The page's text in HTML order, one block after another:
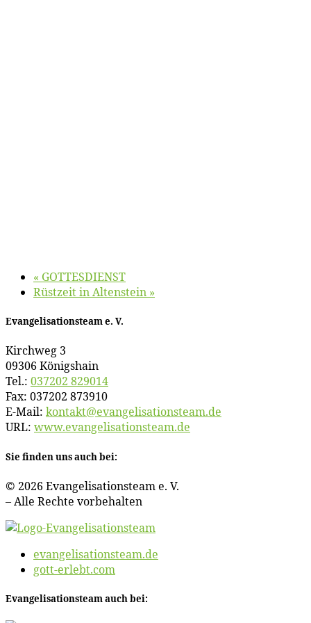
« GOTTESDIENST
Rüst­zeit in Altenstein »
Evan­ge­li­sa­ti­ons­team e. V.
Kirch­weg 3
09306 Königshain
Tel.: 037202 829014
Fax: 037202 873910
E‑Mail: kontakt@​evangelisationsteam.​de
URL: www​.evan​ge​li​sa​ti​ons​team​.de
Sie fin­den uns auch bei:
© 2026 Evan­ge­li­sa­ti­ons­team e. V.
– Al­le Rech­te vorbehalten
evangelisationsteam.de
gott-erlebt.com
Evan­ge­li­sa­ti­ons­team auch bei: